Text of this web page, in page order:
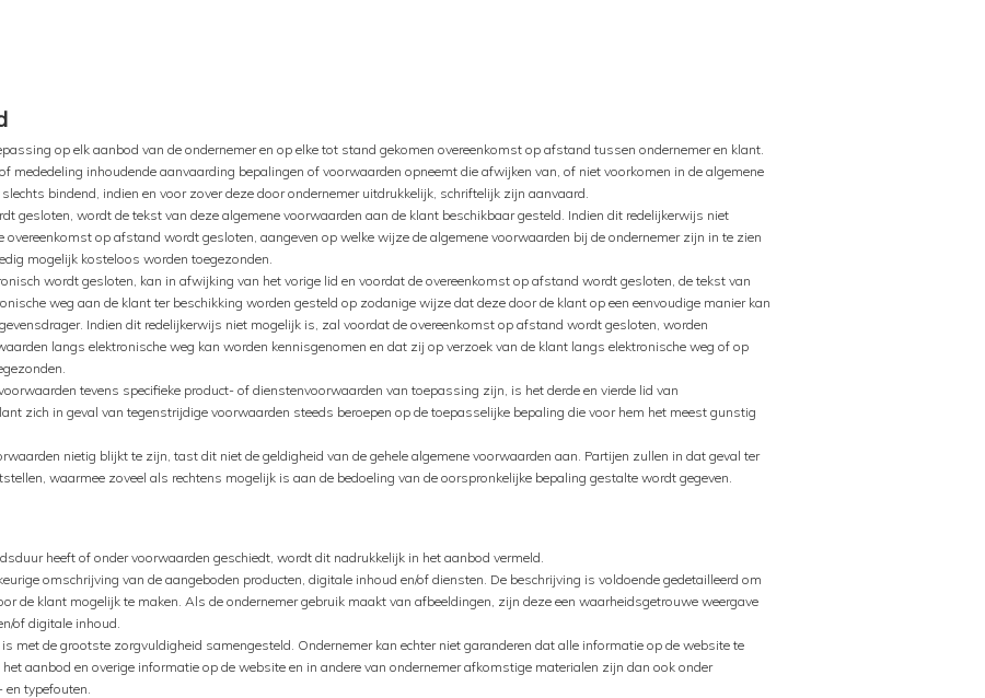
op elk aanbod van de ondernemer en op elke tot stand gekomen overeenkomst op afstand tussen ondernemer en klant.
mededeling inhoudende aanvaarding bepalingen of voorwaarden opneemt die afwijken van, of niet voorkomen in de algemene
bindend, indien en voor zover deze door ondernemer uitdrukkelijk, schriftelijk zijn aanvaard.
gesloten, wordt de tekst van deze algemene voorwaarden aan de klant beschikbaar gesteld. Indien dit redelijkerwijs niet
overeenkomst op afstand wordt gesloten, aangeven op welke wijze de algemene voorwaarden bij de ondernemer zijn in te zien
mogelijk kosteloos worden toegezonden.
wordt gesloten, kan in afwijking van het vorige lid en voordat de overeenkomst op afstand wordt gesloten, de tekst van
weg aan de klant ter beschikking worden gesteld op zodanige wijze dat deze door de klant op een eenvoudige manier kan
Indien dit redelijkerwijs niet mogelijk is, zal voordat de overeenkomst op afstand wordt gesloten, worden
langs elektronische weg kan worden kennisgenomen en dat zij op verzoek van de klant langs elektronische weg of op
tevens specifieke product- of dienstenvoorwaarden van toepassing zijn, is het derde en vierde lid van
zich in geval van tegenstrijdige voorwaarden steeds beroepen op de toepasselijke bepaling die voor hem het meest gunstig
nietig blijkt te zijn, tast dit niet de geldigheid van de gehele algemene voorwaarden aan. Partijen zullen in dat geval ter
waarmee zoveel als rechtens mogelijk is aan de bedoeling van de oorspronkelijke bepaling gestalte wordt gegeven.
heeft of onder voorwaarden geschiedt, wordt dit nadrukkelijk in het aanbod vermeld.
omschrijving van de aangeboden producten, digitale inhoud en/of diensten. De beschrijving is voldoende gedetailleerd om
de klant mogelijk te maken. Als de ondernemer gebruik maakt van afbeeldingen, zijn deze een waarheidsgetrouwe weergave
of digitale inhoud.
met de grootste zorgvuldigheid samengesteld. Ondernemer kan echter niet garanderen dat alle informatie op de website te
aanbod en overige informatie op de website en in andere van ondernemer afkomstige materialen zijn dan ook onder
en typefouten.